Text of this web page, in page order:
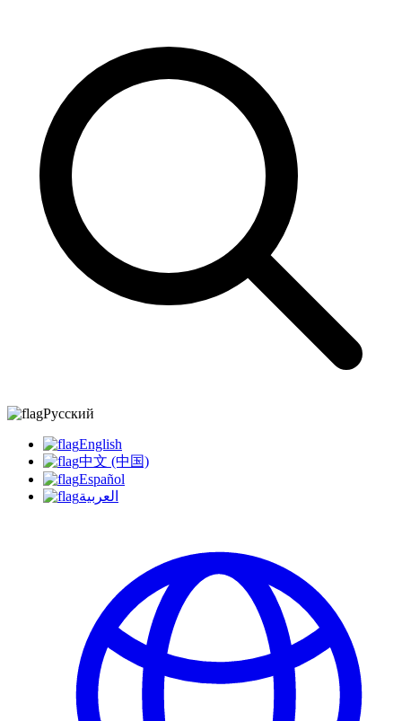
Русский
English
中文 (中国)
Español
العربية